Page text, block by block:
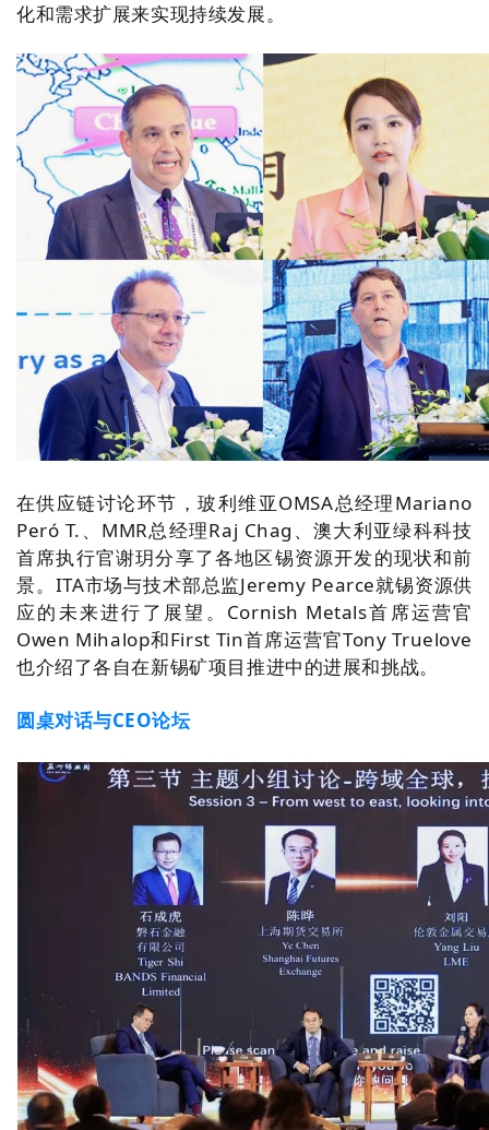
化和需求扩展来实现持续发展。
在供应链讨论环节，玻利维亚OMSA总经理Mariano
Peró T.、MMR总经理Raj Chag、澳大利亚绿科科技
首席执行官谢玥分享了各地区锡资源开发的现状和前
景。 ITA市场与技术部总监Jeremy Pearce就锡资源供
应的未来进行了展望。 Cornish Metals首席运营官
Owen Mihalop和First Tin首席运营官Tony Truelove
也介绍了各自在新锡矿项目推进中的进展和挑战。
圆桌对话与CEO论坛